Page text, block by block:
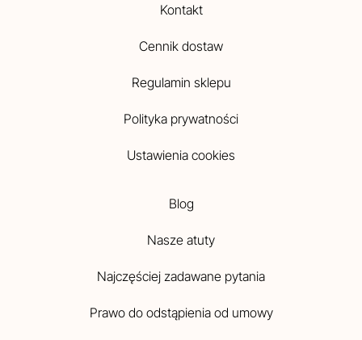
Kontakt
Cennik dostaw
Regulamin sklepu
Polityka prywatności
Ustawienia cookies
Blog
Nasze atuty
Najczęściej zadawane pytania
Prawo do odstąpienia od umowy